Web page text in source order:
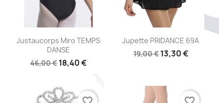
Aperçu rapide
Justaucorps Miro TEMPS
DANSE
46,00 € 18,40 €
Aperçu rapide
Jupette PRIDANCE 69A
19,00 € 13,30 €